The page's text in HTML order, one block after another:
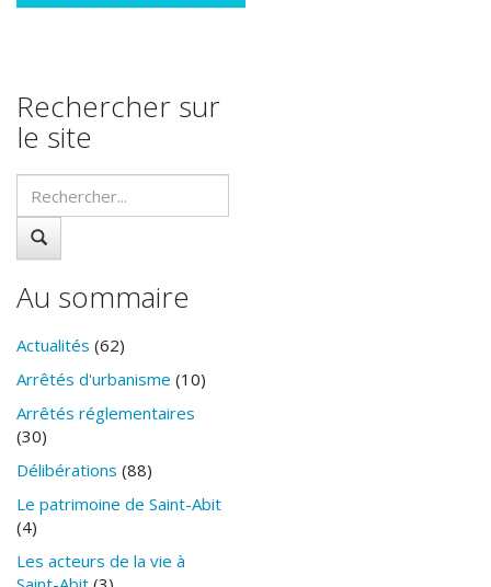
Rechercher sur
le site
Au sommaire
Actualités (62)
Arrêtés d'urbanisme (10)
Arrêtés réglementaires
(30)
Délibérations (88)
Le patrimoine de Saint-Abit
(4)
Les acteurs de la vie à